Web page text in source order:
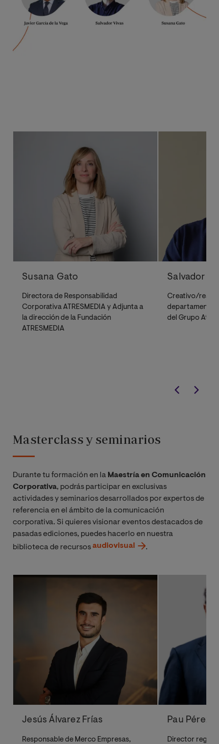
Susana Gato
Directora de Responsabilidad
Corporativa ATRESMEDIA y Adjunta a
la dirección de la Fundación
ATRESMEDIA
Salvador
Creativo/
departamento
del Grupo
Masterclass y seminarios
Durante tu formación en la Maestría en Comunicación
Corporativa, podrás participar en exclusivas
actividades y seminarios desarrollados por expertos de
referencia en el ámbito de la comunicación
corporativa. Si quieres visionar eventos destacados de
pasadas ediciones, puedes hacerlo en nuestra
biblioteca de recursosaudiovisual .
Jesús Álvarez Frías
Responsable de Merco Empresas,
Pau Pérez
Director